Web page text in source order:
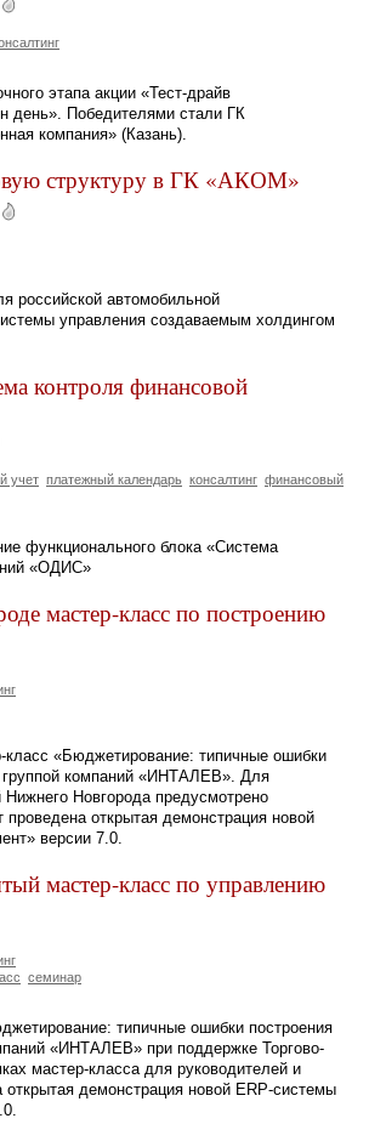
этапа акции «Тест-драйв
день». Победителями стали ГК
компания» (Казань).
структуру в ГК «АКОМ»
российской автомобильной
управления создаваемым холдингом
контроля финансовой
учет платежный календарь консалтинг финансовый
функционального блока «Система
«ОДИС»
мастер-класс по построению
класс «Бюджетирование: типичные ошибки
группой компаний «ИНТАЛЕВ». Для
Новгорода предусмотрено
открытая демонстрация новой
версии 7.0.
мастер-класс по управлению
семинар
типичные ошибки построения
«ИНТАЛЕВ» при поддержке Торгово-
мастер-класса для руководителей и
демонстрация новой ERP-системы